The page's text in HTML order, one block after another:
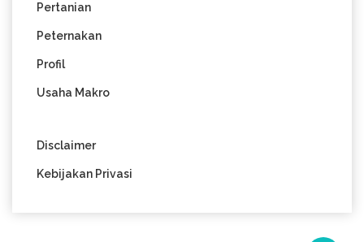
Pertanian
Peternakan
Profil
Usaha Makro
Disclaimer
Kebijakan Privasi